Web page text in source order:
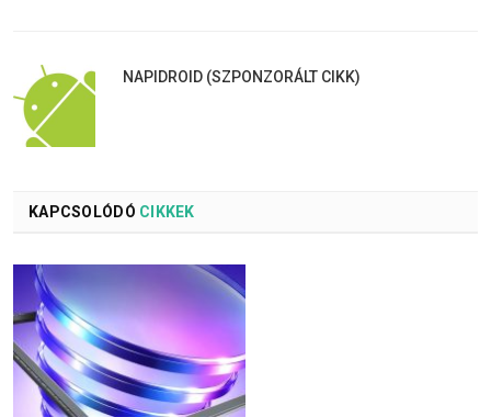
NAPIDROID (SZPONZORÁLT CIKK)
KAPCSOLÓDÓ CIKKEK